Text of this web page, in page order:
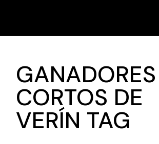
GANADORES
CORTOS DE
VERÍN TAG